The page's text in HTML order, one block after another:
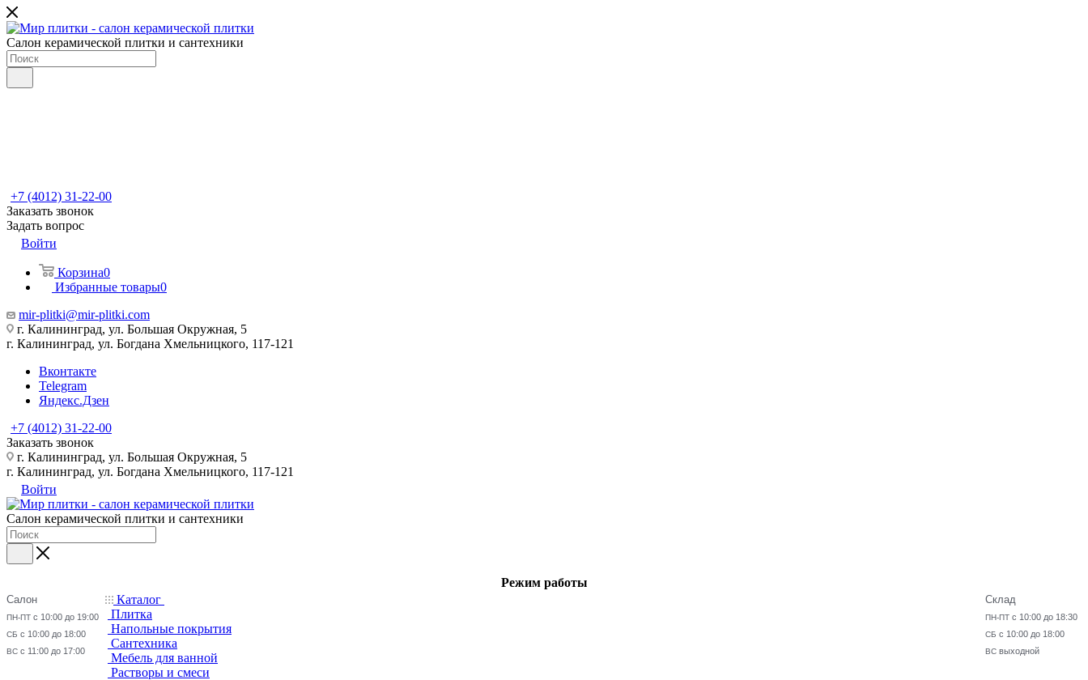
Салон керамической плитки и сантехники
+7 (4012) 31-22-00
Заказать звонок
Задать вопрос
Войти
Корзина0
Избранные товары0
mir-plitki@mir-plitki.com
г. Калининград, ул. Большая Окружная, 5
г. Калининград, ул. Богдана Хмельницкого, 117-121
Вконтакте
Telegram
Яндекс.Дзен
+7 (4012) 31-22-00
Заказать звонок
г. Калининград, ул. Большая Окружная, 5
г. Калининград, ул. Богдана Хмельницкого, 117-121
Войти
Салон керамической плитки и сантехники
Режим работы
Салон
ПН-ПТ с 10:00 до 19:00
СБ с 10:00 до 18:00
ВС с 11:00 до 17:00
Склад
ПН-ПТ с 10:00 до 18:30
СБ с 10:00 до 18:00
ВС выходной
Каталог
Плитка
Напольные покрытия
Сантехника
Мебель для ванной
Растворы и смеси